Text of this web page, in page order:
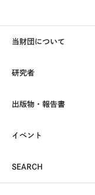
当財団について
研究者
出版物・報告書
イベント
SEARCH